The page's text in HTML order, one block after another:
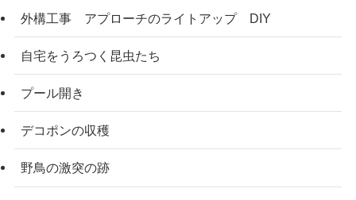
外構工事 アプローチのライトアップ DIY
自宅をうろつく昆虫たち
プール開き
デコポンの収穫
野鳥の激突の跡